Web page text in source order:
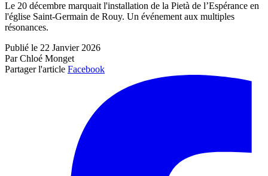
Le 20 décembre marquait l'installation de la Pietà de l’Espérance en
l'église Saint-Germain de Rouy. Un événement aux multiples
résonances.
Publié le 22 Janvier 2026
Par Chloé Monget
Partager l'article Facebook